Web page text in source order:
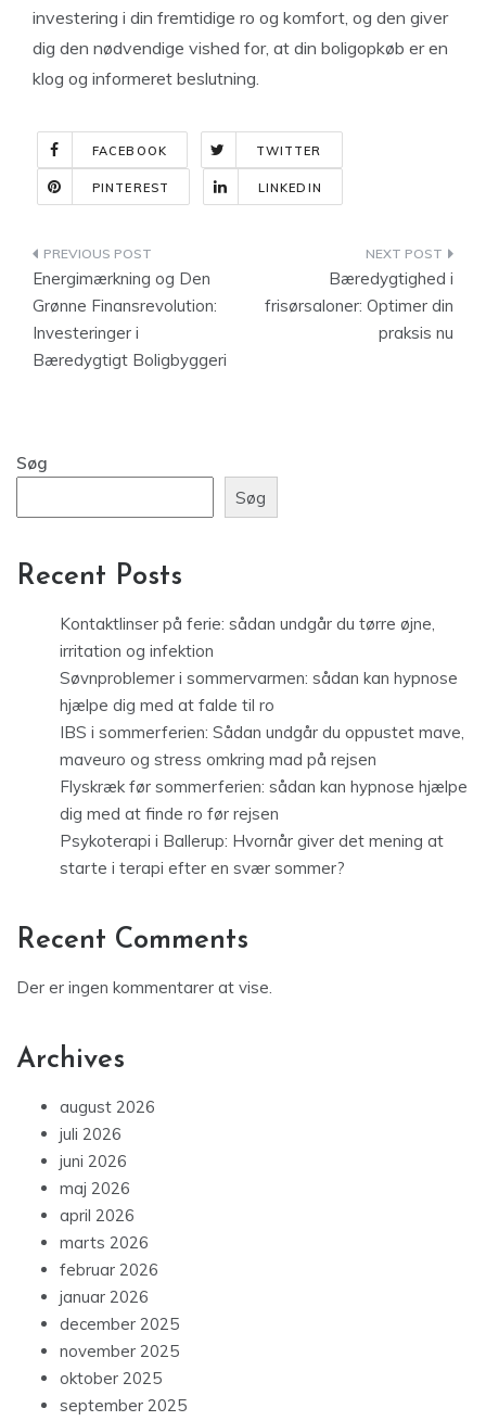
investering i din fremtidige ro og komfort, og den giver
dig den nødvendige vished for, at din boligopkøb er en
klog og informeret beslutning.
FACEBOOK TWITTER
PINTEREST LINKEDIN
Indlægsnavigation
Energimærkning og Den
Grønne Finansrevolution:
Investeringer i
Bæredygtigt Boligbyggeri
Bæredygtighed i
frisørsaloner: Optimer din
praksis nu
Søg
Søg
Recent Posts
Kontaktlinser på ferie: sådan undgår du tørre øjne,
irritation og infektion
Søvnproblemer i sommervarmen: sådan kan hypnose
hjælpe dig med at falde til ro
IBS i sommerferien: Sådan undgår du oppustet mave,
maveuro og stress omkring mad på rejsen
Flyskræk før sommerferien: sådan kan hypnose hjælpe
dig med at finde ro før rejsen
Psykoterapi i Ballerup: Hvornår giver det mening at
starte i terapi efter en svær sommer?
Recent Comments
Der er ingen kommentarer at vise.
Archives
august 2026
juli 2026
juni 2026
maj 2026
april 2026
marts 2026
februar 2026
januar 2026
december 2025
november 2025
oktober 2025
september 2025